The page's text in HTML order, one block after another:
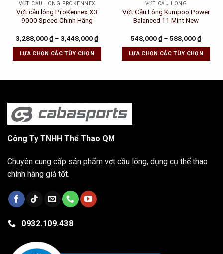
VỢT CẦU LÔNG PROKENNEX
Vợt cầu lông ProKennex X3
9000 Speed Chính Hãng
3,288,000₫ – 3,448,000₫
LỰA CHỌN CÁC TÙY CHỌN
VỢT CẦU LÔNG
Vợt Cầu Lông Kumpoo Power
Balanced 11 Mint New
548,000₫ – 588,000₫
LỰA CHỌN CÁC TÙY CHỌN
Công Ty TNHH Thể Thao QM
Chuyên cung cấp sản phẩm vợt cầu lông, dụng cụ thể thao
chính hãng giá tốt.
0932.109.438